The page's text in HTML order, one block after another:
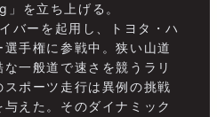
を立ち上げる。
バーを起用し、トヨタ・ハ
手権に参戦中。狭い山道
一般道で速さを競うラリ
ポーツ走行は異例の挑戦
えた。そのダイナミック